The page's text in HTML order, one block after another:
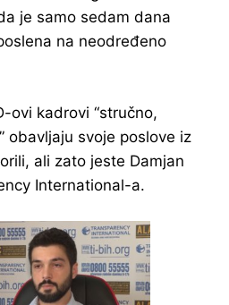
je samo sedam dana
na neodređeno
ovi kadrovi “stručno,
obavljaju svoje poslove iz
ali zato jeste Damjan
International-a.